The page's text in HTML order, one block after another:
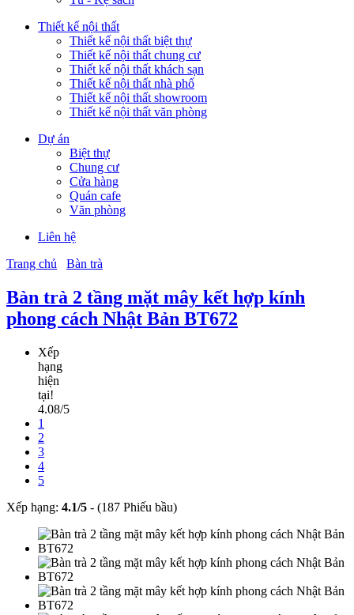
Thiết kế nội thất
Thiết kế nội thất biệt thự
Thiết kế nội thất chung cư
Thiết kế nội thất khách sạn
Thiết kế nội thất nhà phố
Thiết kế nội thất showroom
Thiết kế nội thất văn phòng
Dự án
Biệt thự
Chung cư
Cửa hàng
Quán cafe
Văn phòng
Liên hệ
Trang chủ
Bàn trà
Bàn trà 2 tầng mặt mây kết hợp kính
phong cách Nhật Bản BT672
Xếp
hạng
hiện
tại!
4.08/5
1
2
3
4
5
Xếp hạng: 4.1/5 - (187 Phiếu bầu)